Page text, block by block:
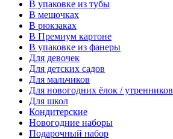
В упаковке из тубы
В мешочках
В рюкзаках
В Премиум картоне
В упаковке из фанеры
Для девочек
Для детских садов
Для мальчиков
Для новогодних ёлок / утренников
Для школ
Кондитерские
Новогодние наборы
Подарочный набор